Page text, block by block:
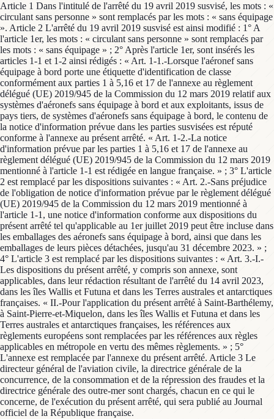
Article 1 Dans l'intitulé de l'arrêté du 19 avril 2019 susvisé, les mots : «
circulant sans personne » sont remplacés par les mots : « sans équipage
». Article 2 L'arrêté du 19 avril 2019 susvisé est ainsi modifié : 1° A
l'article 1er, les mots : « circulant sans personne » sont remplacés par
les mots : « sans équipage » ; 2° Après l'article 1er, sont insérés les
articles 1-1 et 1-2 ainsi rédigés : « Art. 1-1.-Lorsque l'aéronef sans
équipage à bord porte une étiquette d'identification de classe
conformément aux parties 1 à 5,16 et 17 de l'annexe au règlement
délégué (UE) 2019/945 de la Commission du 12 mars 2019 relatif aux
systèmes d'aéronefs sans équipage à bord et aux exploitants, issus de
pays tiers, de systèmes d'aéronefs sans équipage à bord, le contenu de
la notice d'information prévue dans les parties susvisées est réputé
conforme à l'annexe au présent arrêté. « Art. 1-2.-La notice
d'information prévue par les parties 1 à 5,16 et 17 de l'annexe au
règlement délégué (UE) 2019/945 de la Commission du 12 mars 2019
mentionné à l'article 1-1 est rédigée en langue française. » ; 3° L'article
2 est remplacé par les dispositions suivantes : « Art. 2.-Sans préjudice
de l'obligation de notice d'information prévue par le règlement délégué
(UE) 2019/945 de la Commission du 12 mars 2019 mentionné à
l'article 1-1, une notice d'information conforme aux dispositions du
présent arrêté tel qu'applicable au 1er juillet 2019 peut être incluse dans
les emballages des aéronefs sans équipage à bord, ainsi que dans les
emballages de leurs pièces détachées, jusqu'au 31 décembre 2023. » ;
4° L'article 3 est remplacé par les dispositions suivantes : « Art. 3.-I.-
Les dispositions du présent arrêté, y compris son annexe, sont
applicables, dans leur rédaction résultant de l'arrêté du 14 avril 2023,
dans les îles Wallis et Futuna et dans les Terres australes et antarctiques
françaises. « II.-Pour l'application du présent arrêté à Saint-Barthélemy,
à Saint-Pierre-et-Miquelon, dans les îles Wallis et Futuna et dans les
Terres australes et antarctiques françaises, les références aux
règlements européens sont remplacées par les références aux règles
applicables en métropole en vertu des mêmes règlements. » ; 5°
L'annexe est remplacée par l'annexe du présent arrêté. Article 3 Le
directeur général de l'aviation civile, la directrice générale de la
concurrence, de la consommation et de la répression des fraudes et la
directrice générale des outre-mer sont chargés, chacun en ce qui le
concerne, de l'exécution du présent arrêté, qui sera publié au Journal
officiel de la République française.